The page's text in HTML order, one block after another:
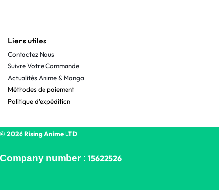
Liens utiles
Contactez Nous
Suivre Votre Commande
Actualités Anime & Manga
Méthodes de paiement
Politique d’expédition
© 2026 Rising Anime LTD
Company number: 15622526